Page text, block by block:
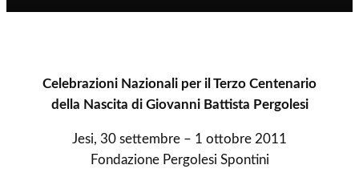
Celebrazioni Nazionali per il Terzo Centenario
della Nascita di Giovanni Battista Pergolesi
Jesi, 30 settembre – 1 ottobre 2011
Fondazione Pergolesi Spontini